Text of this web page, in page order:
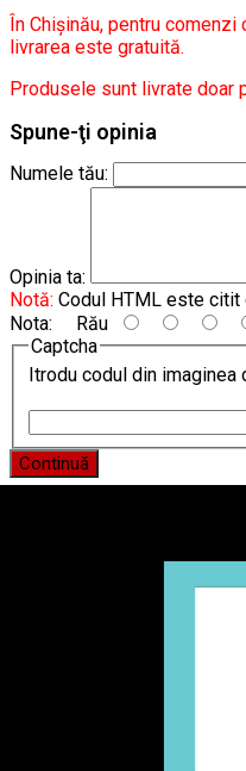
În Chișinău, pentru
livrarea este gratuită.
Produsele sunt livrate doar
Spune-ţi opinia
Numele tău:
Opinia ta:
Notă: Codul HTML este citit
Nota: Rău
Captcha
Itrodu codul din imaginea
Continuă
Producător și importator